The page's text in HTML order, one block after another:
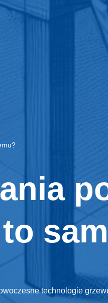
technologie